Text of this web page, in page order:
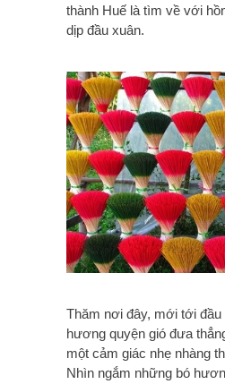
thành Huế là tìm về với
dịp đầu xuân.
Thăm nơi đây, mới tới đầu
hương quyện gió đưa
một cảm giác nhẹ nhàng
Nhìn ngắm những bó